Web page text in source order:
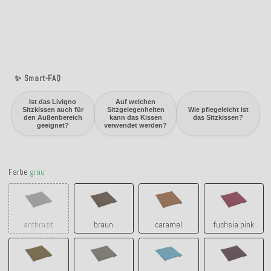
✨ Smart-FAQ
Ist das Livigno
Sitzkissen auch für
den Außenbereich
geeignet?
Auf welchen
Sitzgelegenheiten
kann das Kissen
verwendet werden?
Wie pflegeleicht ist
das Sitzkissen?
Farbe grau
anthrazit
anthrazit
braun
braun
caramel
caramel
fuchsia pink
fuchsia
grün grau lila